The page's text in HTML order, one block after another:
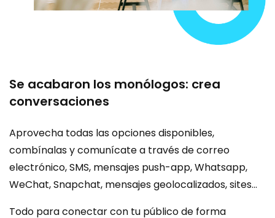
Se acabaron los monólogos: crea
conversaciones
Aprovecha todas las opciones disponibles,
combínalas y comunícate a través de correo
electrónico, SMS, mensajes push-app, Whatsapp,
WeChat, Snapchat, mensajes geolocalizados, sites…
Todo para conectar con tu público de forma